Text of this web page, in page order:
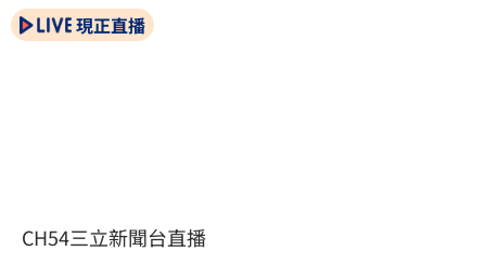
現正直播
CH54三立新聞台直播